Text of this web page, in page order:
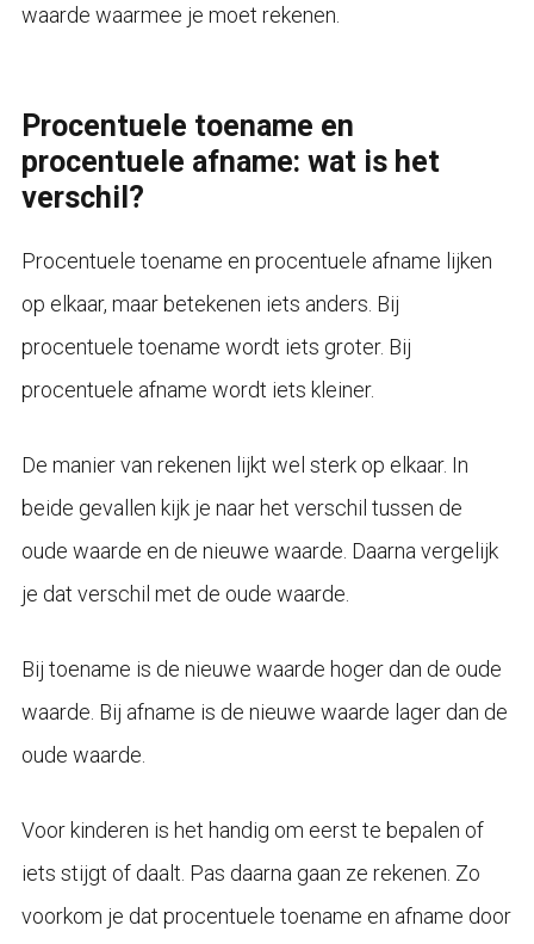
waarde waarmee je moet rekenen.
Procentuele toename en
procentuele afname: wat is het
verschil?
Procentuele toename en procentuele afname lijken
op elkaar, maar betekenen iets anders. Bij
procentuele toename wordt iets groter. Bij
procentuele afname wordt iets kleiner.
De manier van rekenen lijkt wel sterk op elkaar. In
beide gevallen kijk je naar het verschil tussen de
oude waarde en de nieuwe waarde. Daarna vergelijk
je dat verschil met de oude waarde.
Bij toename is de nieuwe waarde hoger dan de oude
waarde. Bij afname is de nieuwe waarde lager dan de
oude waarde.
Voor kinderen is het handig om eerst te bepalen of
iets stijgt of daalt. Pas daarna gaan ze rekenen. Zo
voorkom je dat procentuele toename en afname door